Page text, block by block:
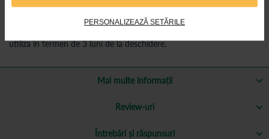
PERSONALIZEAZĂ SETĂRILE
A se păstra la temperaturi sub 25 °C, în ambalajul original.
A nu se lăsa la îndemâna copiilor.
utiliza în termen de 3 luni de la deschidere.
Mai multe informații
Review-uri
Întrebări și răspunsuri